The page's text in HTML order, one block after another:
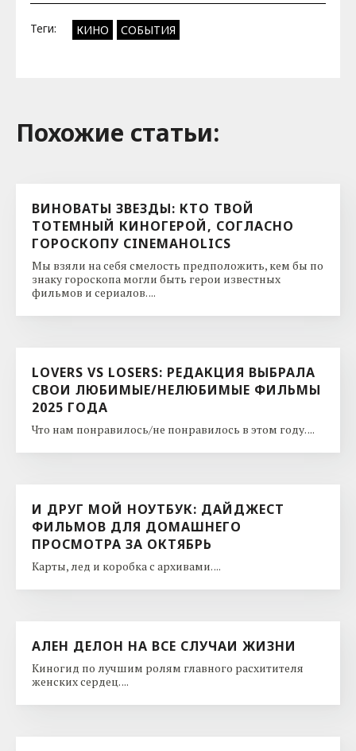
Теги: КИНО СОБЫТИЯ
Похожие cтатьи:
ВИНОВАТЫ ЗВЕЗДЫ: КТО ТВОЙ
ТОТЕМНЫЙ КИНОГЕРОЙ, СОГЛАСНО
ГОРОСКОПУ CINEMAHOLICS
Мы взяли на себя смелость предположить, кем бы по
знаку гороскопа могли быть герои известных
фильмов и сериалов. ...
LOVERS VS LOSERS: РЕДАКЦИЯ ВЫБРАЛА
СВОИ ЛЮБИМЫЕ/НЕЛЮБИМЫЕ ФИЛЬМЫ
2025 ГОДА
Что нам понравилось/не понравилось в этом году. ...
И ДРУГ МОЙ НОУТБУК: ДАЙДЖЕСТ
ФИЛЬМОВ ДЛЯ ДОМАШНЕГО
ПРОСМОТРА ЗА ОКТЯБРЬ
Карты, лед и коробка с архивами. ...
АЛЕН ДЕЛОН НА ВСЕ СЛУЧАИ ЖИЗНИ
Киногид по лучшим ролям главного расхитителя
женских сердец. ...